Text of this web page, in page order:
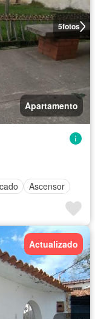
5fotos
Apartamento
Ascensor
Actualizado